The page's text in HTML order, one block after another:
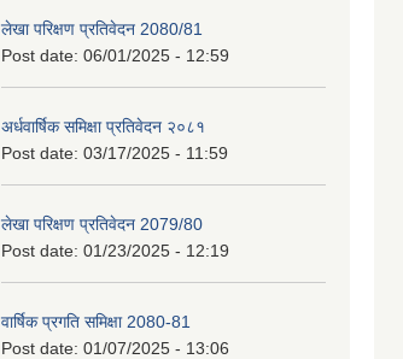
लेखा परिक्षण प्रतिवेदन 2080/81
Post date: 06/01/2025 - 12:59
अर्धवार्षिक समिक्षा प्रतिवेदन २०८१
Post date: 03/17/2025 - 11:59
लेखा परिक्षण प्रतिवेदन 2079/80
Post date: 01/23/2025 - 12:19
वार्षिक प्रगति समिक्षा 2080-81
Post date: 01/07/2025 - 13:06